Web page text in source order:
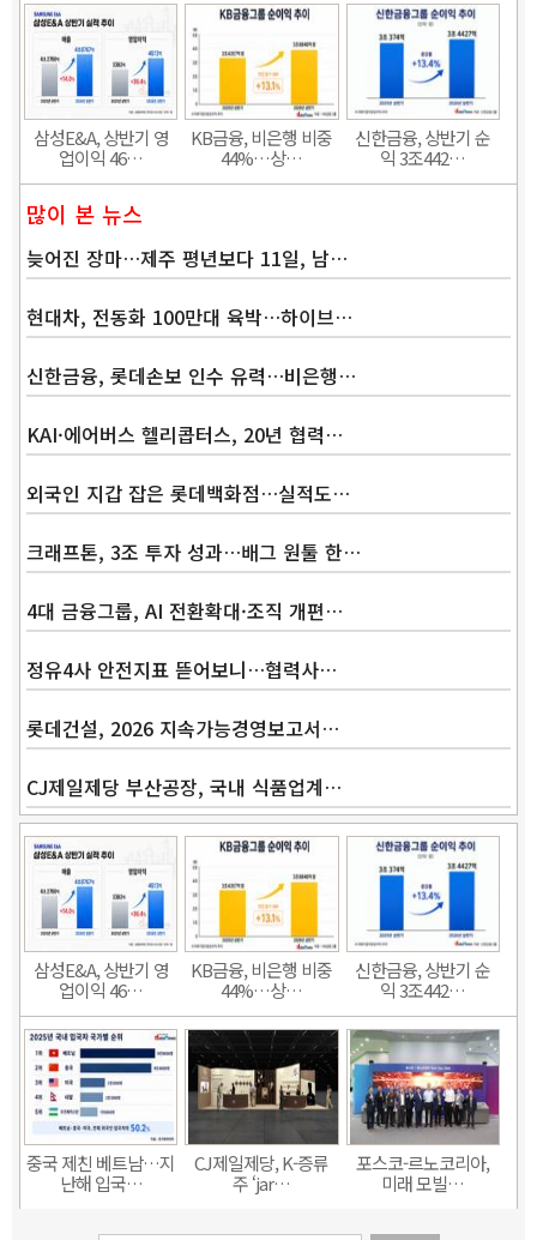
삼성E&A, 상반기 영
업이익 46…
KB금융, 비은행 비중
44%…상…
신한금융, 상반기 순
익 3조442…
많이 본 뉴스
늦어진 장마…제주 평년보다 11일, 남…
현대차, 전동화 100만대 육박…하이브…
신한금융, 롯데손보 인수 유력…비은행…
KAI·에어버스 헬리콥터스, 20년 협력…
외국인 지갑 잡은 롯데백화점…실적도…
크래프톤, 3조 투자 성과…배그 원툴 한…
4대 금융그룹, AI 전환확대·조직 개편…
정유4사 안전지표 뜯어보니…협력사…
롯데건설, 2026 지속가능경영보고서…
CJ제일제당 부산공장, 국내 식품업계…
삼성E&A, 상반기 영
업이익 46…
KB금융, 비은행 비중
44%…상…
신한금융, 상반기 순
익 3조442…
중국 제친 베트남…지
난해 입국…
CJ제일제당, K-증류
주 ‘jar…
포스코-르노코리아,
미래 모빌…